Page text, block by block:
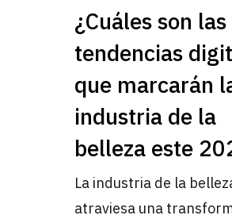
¿Cuáles son las
tendencias
que marcarán
industria de la
belleza este
La industria de la
atraviesa una